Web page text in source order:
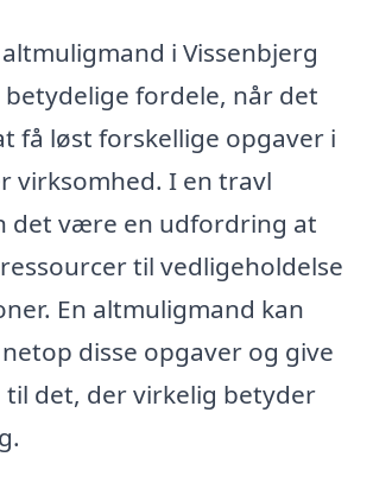
i Vissenbjerg
betydelige fordele, når det
få løst forskellige opgaver i
virksomhed. I en travl
det være en udfordring at
til vedligeholdelse
En altmuligmand kan
disse opgaver og give
til det, der virkelig betyder